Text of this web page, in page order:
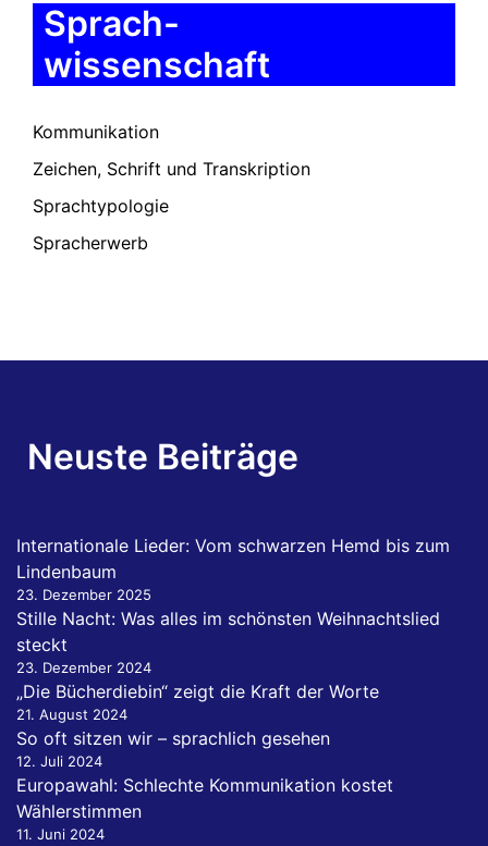
Sprach-
wissenschaft
Kommunikation
Zeichen, Schrift und Transkription
Sprachtypologie
Spracherwerb
Neuste Beiträge
Internationale Lieder: Vom schwarzen Hemd bis zum
Lindenbaum
23. Dezember 2025
Stille Nacht: Was alles im schönsten Weihnachtslied
steckt
23. Dezember 2024
„Die Bücherdiebin“ zeigt die Kraft der Worte
21. August 2024
So oft sitzen wir – sprachlich gesehen
12. Juli 2024
Europawahl: Schlechte Kommunikation kostet
Wählerstimmen
11. Juni 2024